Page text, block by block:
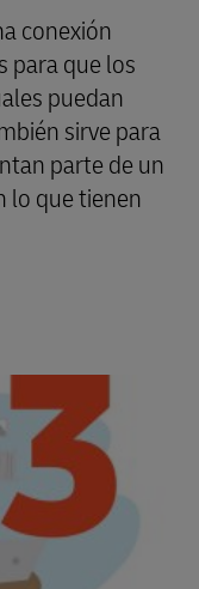
conexión
para que los
puedan
sirve para
parte de un
lo que tienen